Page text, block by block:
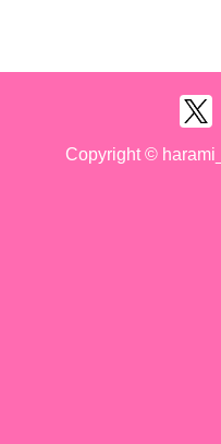
Copyright ©